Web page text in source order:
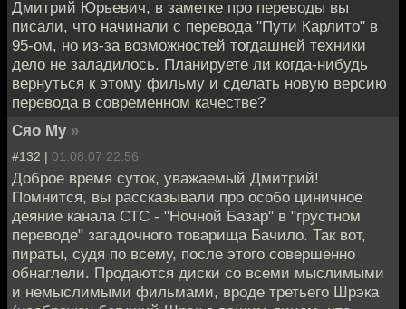
Дмитрий Юрьевич, в заметке про переводы вы
писали, что начинали с перевода "Пути Карлито" в
95-ом, но из-за возможностей тогдашней техники
дело не заладилось. Планируете ли когда-нибудь
вернуться к этому фильму и сделать новую версию
перевода в современном качестве?
Сяо Му »
#132 | 01.08.07 22:56
Доброе время суток, уважаемый Дмитрий!
Помнится, вы рассказывали про особо циничное
деяние канала СТС - "Ночной Базар" в "грустном
переводе" загадочного товарища Бачило. Так вот,
пираты, судя по всему, после этого совершенно
обнаглели. Продаются диски со всеми мыслимыми
и немыслимыми фильмами, вроде третьего Шрэка